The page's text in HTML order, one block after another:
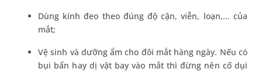
Dùng kính đeo theo đúng độ cận, viễn, loạn,... của
mắt;
Vệ sinh và dưỡng ẩm cho đôi mắt hàng ngày. Nếu có
bụi bẩn hay dị vật bay vào mắt thì đừng nên cố dụi